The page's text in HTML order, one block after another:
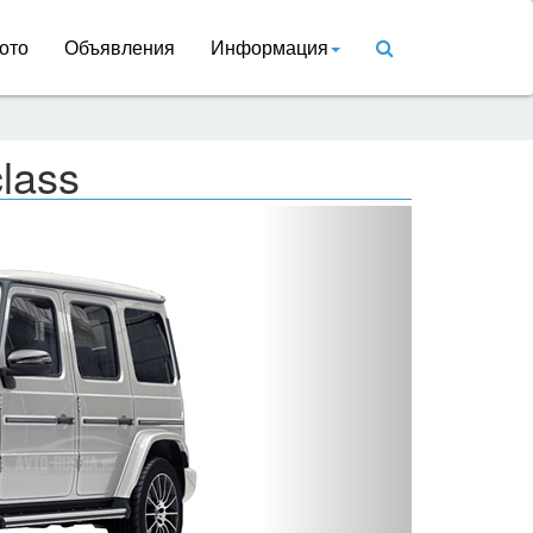
Объявления Информация